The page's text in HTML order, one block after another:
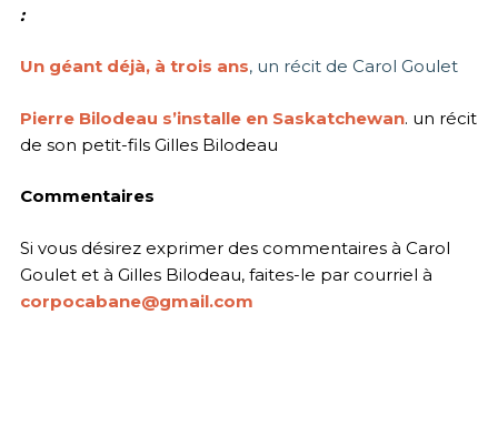
:
Un géant déjà, à trois ans, un récit de Carol Goulet
Pierre Bilodeau s’installe en Saskatchewan. un récit
de son petit-fils Gilles Bilodeau
Commentaires
Si vous désirez exprimer des commentaires à Carol
Goulet et à Gilles Bilodeau, faites-le par courriel à
corpocabane@gmail.com